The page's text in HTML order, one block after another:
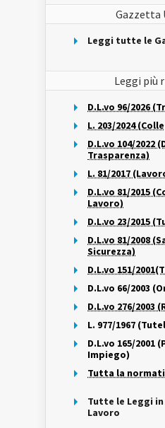
Gazzetta
Leggi tutte le
Leggi più
D.L.vo 96/2026
L. 203/2024
D.L.vo 104/2022
Trasparenza)
L. 81/2017
D.L.vo 81/2015
Lavoro)
D.L.vo 23/2015
D.L.vo 81/2008
Sicurezza)
D.L.vo 151/
D.L.vo 66/2003
D.L.vo 276/2003
L. 977/1967
D.L.vo 165/2001
Impiego)
Tutta la
Tutte le Leggi
Lavoro